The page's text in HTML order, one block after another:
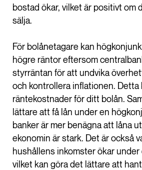
bostad ökar, vilket är positivt om
sälja.
För bolånetagare kan
högre räntor eftersom
styrräntan för att undvika
och kontrollera inflationen. Detta
räntekostnader för ditt bolån.
lättare att få lån under en
banker är mer benägna att låna
ekonomin är stark. Det är också
hushållens inkomster ökar
vilket kan göra det lättare att